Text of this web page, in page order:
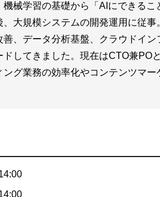
機械学習の基礎から「AIにできる
、大規模システムの開発運用に従
善、データ分析基盤、クラウドイ
ドしてきました。現在はCTO兼PO
ング業務の効率化やコンテンツマ